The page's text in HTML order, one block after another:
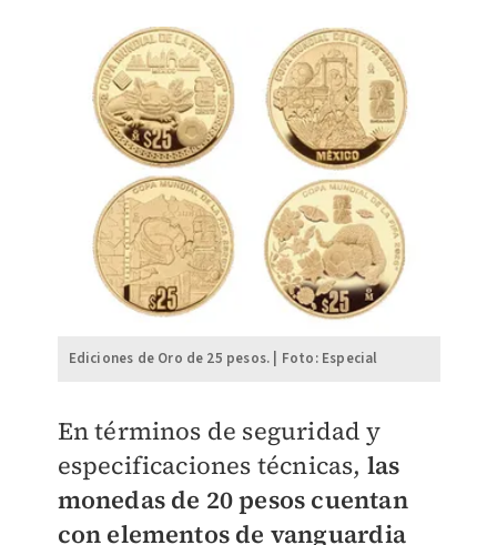
Ediciones de Oro de 25 pesos. | Foto: Especial
En términos de seguridad y
especificaciones técnicas, las
monedas de 20 pesos cuentan
con elementos de vanguardia